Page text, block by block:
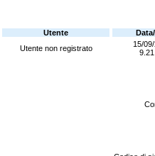
Utente
Utente non registrato
15/